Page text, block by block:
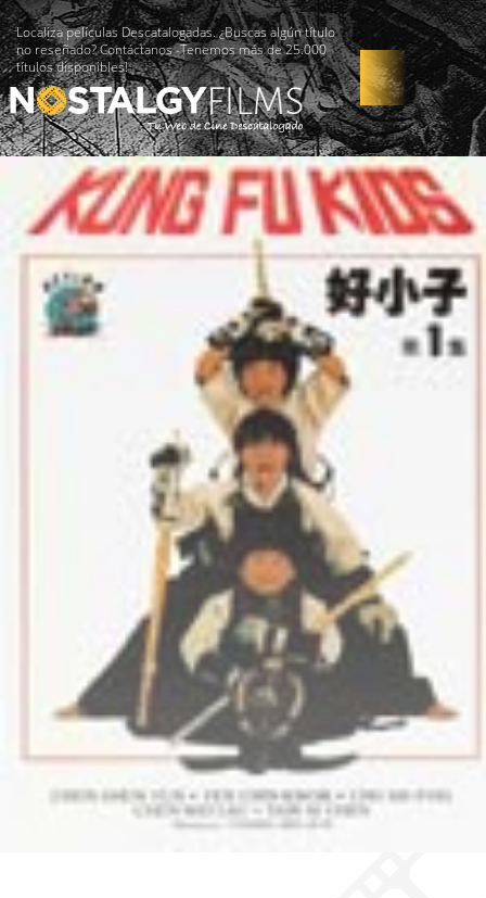
Localiza películas Descatalogadas. ¿Buscas algún título
no reseñado? Contáctanos -Tenemos más de 25.000
títulos disponibles!